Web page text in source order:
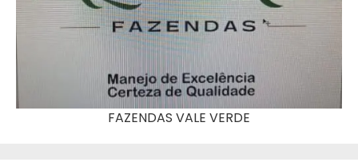
FAZENDAS VALE VERDE